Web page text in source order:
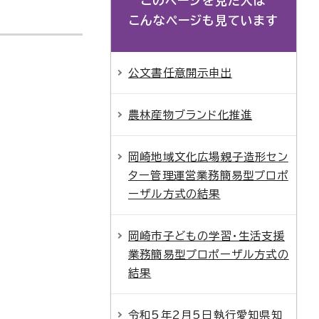
こんなページも見ています
公文書任意開示申出
農林産物ブランド化推進
岡崎地域文化広場親子造形セン
ター管理運営業務簡易型プロポ
ーザル方式の結果
岡崎市子どもの学習・生活支援
業務簡易型プロポーザル方式の
結果
令和5年2月5日執行愛知県知